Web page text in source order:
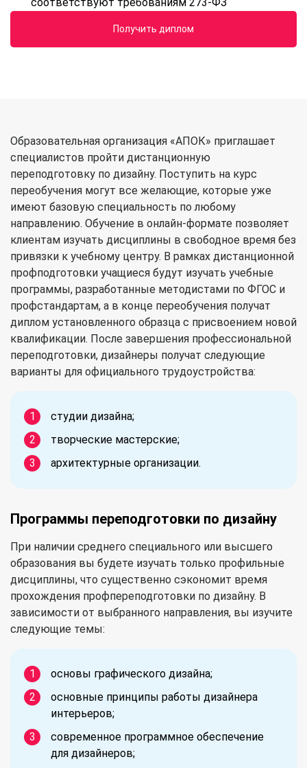
Получить диплом
Образовательная организация «АПОК» приглашает
специалистов пройти дистанционную
переподготовку по дизайну. Поступить на курс
переобучения могут все желающие, которые уже
имеют базовую специальность по любому
направлению. Обучение в онлайн-формате позволяет
клиентам изучать дисциплины в свободное время без
привязки к учебному центру. В рамках дистанционной
профподготовки учащиеся будут изучать учебные
программы, разработанные методистами по ФГОС и
профстандартам, а в конце переобучения получат
диплом установленного образца с присвоением новой
квалификации. После завершения профессиональной
переподготовки, дизайнеры получат следующие
варианты для официального трудоустройства:
студии дизайна;
творческие мастерские;
архитектурные организации.
Программы переподготовки по дизайну
При наличии среднего специального или высшего
образования вы будете изучать только профильные
дисциплины, что существенно сэкономит время
прохождения профпереподготовки по дизайну. В
зависимости от выбранного направления, вы изучите
следующие темы:
основы графического дизайна;
основные принципы работы дизайнера
интерьеров;
современное программное обеспечение
для дизайнеров;